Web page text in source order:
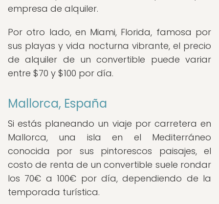
empresa de alquiler.
Por otro lado, en Miami, Florida, famosa por
sus playas y vida nocturna vibrante, el precio
de alquiler de un convertible puede variar
entre $70 y $100 por día.
Mallorca, España
Si estás planeando un viaje por carretera en
Mallorca, una isla en el Mediterráneo
conocida por sus pintorescos paisajes, el
costo de renta de un convertible suele rondar
los 70€ a 100€ por día, dependiendo de la
temporada turística.